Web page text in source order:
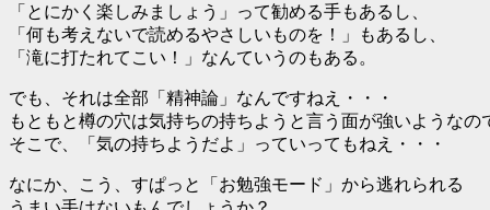
「とにかく楽しみましょう」って勧める手もあるし、
「何も考えないで読めるやさしいものを！」もあるし、
「滝に打たれてこい！」なんていうのもある。
でも、それは全部「精神論」なんですねえ・・・
もともと樽の穴は気持ちの持ちようと言う面が強いようなの
そこで、「気の持ちようだよ」っていってもねえ・・・
なにか、こう、すぱっと「お勉強モード」から逃れられる